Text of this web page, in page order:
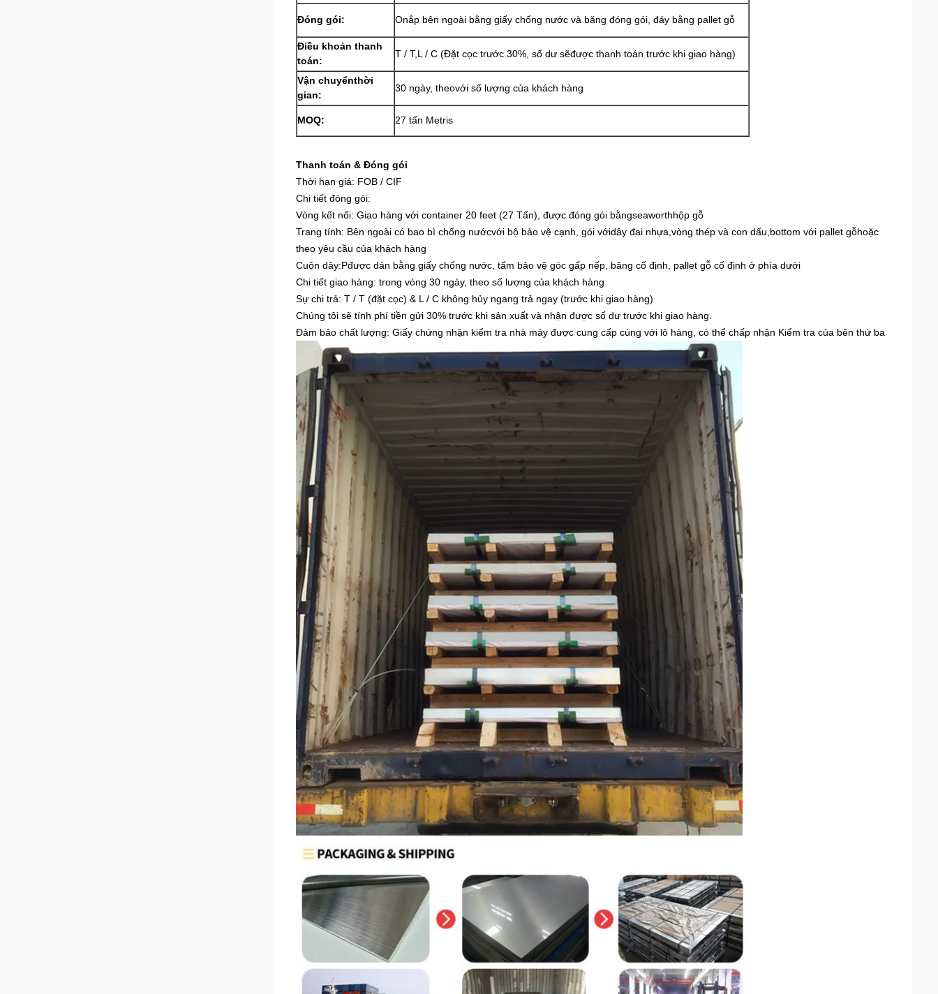
Đóng gói: Onắp bên ngoài bằng giấy chống nước và băng đóng gói, đáy bằng pallet gỗ
Điều khoản thanh
toán:
T / T,L / C (Đặt cọc trước 30%, số dư sẽđược thanh toán trước khi giao hàng)
Vận chuyểnthời
gian:
30 ngày, theovới số lượng của khách hàng
MOQ: 27 tấn Metris
Thanh toán & Đóng gói
Thời hạn giá: FOB / CIF
Chi tiết đóng gói:
Vòng kết nối: Giao hàng với container 20 feet (27 Tấn), được đóng gói bằngseaworthhộp gỗ
Trang tính: Bên ngoài có bao bì chống nướcvới bộ bảo vệ cạnh, gói vớidây đai nhựa, vòng thép và con dấu, bottom với pallet gỗhoặc
theo yêu cầu của khách hàng
Cuộn dây:Pđược dán bằng giấy chống nước, tấm bảo vệ góc gấp nếp, băng cố định, pallet gỗ cố định ở phía dưới
Chi tiết giao hàng: trong vòng 30 ngày, theo số lượng của khách hàng
Sự chi trả: T / T (đặt cọc) & L / C không hủy ngang trả ngay (trước khi giao hàng)
Chúng tôi sẽ tính phí tiền gửi 30% trước khi sản xuất và nhận được số dư trước khi giao hàng.
Đảm bảo chất lượng: Giấy chứng nhận kiểm tra nhà máy được cung cấp cùng với lô hàng, có thể chấp nhận Kiểm tra của bên thứ ba